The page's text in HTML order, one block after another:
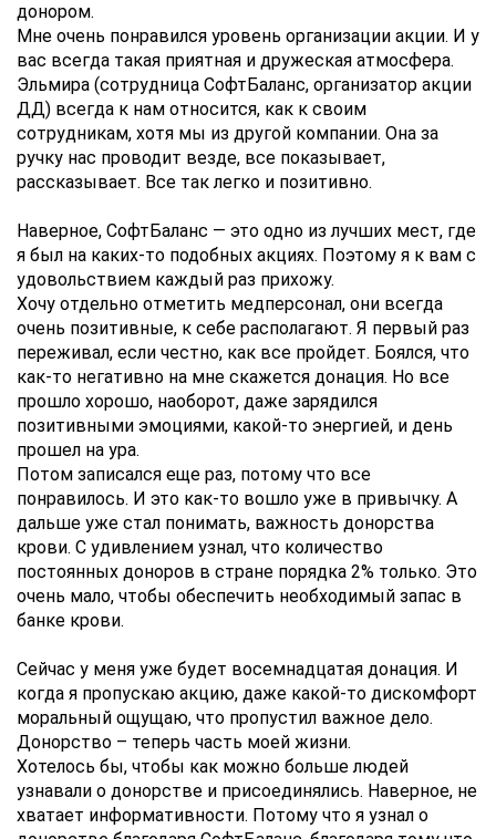
донором.
Мне очень понравился уровень организации акции. И у
вас всегда такая приятная и дружеская атмосфера.
Эльмира (сотрудница СофтБаланс, организатор акции
ДД) всегда к нам относится, как к своим
сотрудникам, хотя мы из другой компании. Она за
ручку нас проводит везде, все показывает,
рассказывает. Все так легко и позитивно.
Наверное, СофтБаланс — это одно из лучших мест, где
я был на каких-то подобных акциях. Поэтому я к вам с
удовольствием каждый раз прихожу.
Хочу отдельно отметить медперсонал, они всегда
очень позитивные, к себе располагают. Я первый раз
переживал, если честно, как все пройдет. Боялся, что
как-то негативно на мне скажется донация. Но все
прошло хорошо, наоборот, даже зарядился
позитивными эмоциями, какой-то энергией, и день
прошел на ура.
Потом записался еще раз, потому что все
понравилось. И это как-то вошло уже в привычку. А
дальше уже стал понимать, важность донорства
крови. С удивлением узнал, что количество
постоянных доноров в стране порядка 2% только. Это
очень мало, чтобы обеспечить необходимый запас в
банке крови.
Сейчас у меня уже будет восемнадцатая донация. И
когда я пропускаю акцию, даже какой-то дискомфорт
моральный ощущаю, что пропустил важное дело.
Донорство – теперь часть моей жизни.
Хотелось бы, чтобы как можно больше людей
узнавали о донорстве и присоединялись. Наверное, не
хватает информативности. Потому что я узнал о